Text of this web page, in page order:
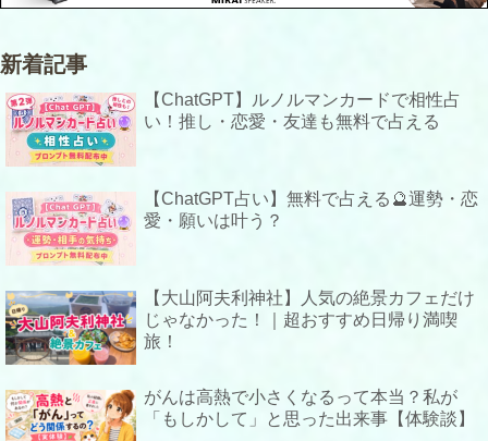
新着記事
【ChatGPT】ルノルマンカードで相性占
い！推し・恋愛・友達も無料で占える
【ChatGPT占い】無料で占える🔮運勢・恋
愛・願いは叶う？
【大山阿夫利神社】人気の絶景カフェだけ
じゃなかった！｜超おすすめ日帰り満喫
旅！
がんは高熱で小さくなるって本当？私が
「もしかして」と思った出来事【体験談】